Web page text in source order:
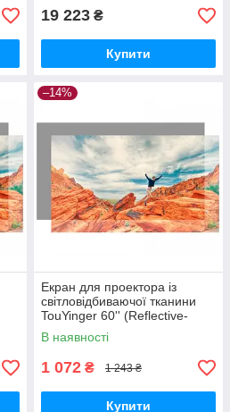
19 223 ₴
Купити
–14%
Екран для проектора із
світловідбиваючої тканини
TouYinger 60'' (Reflective-
Fabric-Screen-60''_499)
В наявності
1 072 ₴ 1 243 ₴
Купити